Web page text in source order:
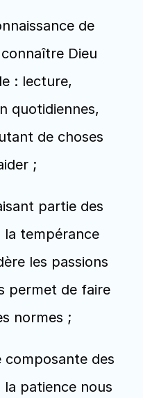
de
Dieu
: lecture,
quotidiennes,
de choses
;
partie des
tempérance
les passions
permet de faire
normes ;
des
patience nous